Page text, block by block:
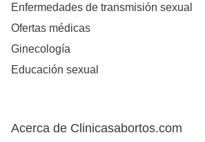
Enfermedades de transmisión sexual
Ofertas médicas
Ginecología
Educación sexual
Acerca de Clinicasabortos.com